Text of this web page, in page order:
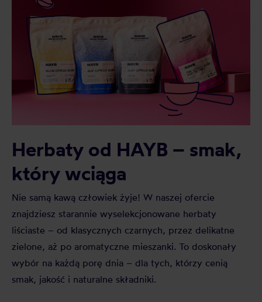
Herbaty od HAYB – smak,
który wciąga
Nie samą kawą człowiek żyje! W naszej ofercie
znajdziesz starannie wyselekcjonowane herbaty
liściaste – od klasycznych czarnych, przez delikatne
zielone, aż po aromatyczne mieszanki. To doskonały
wybór na każdą porę dnia – dla tych, którzy cenią
smak, jakość i naturalne składniki.